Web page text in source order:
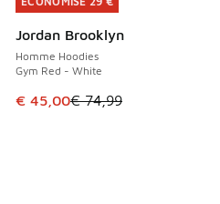
Jordan Brooklyn
Homme Hoodies
Gym Red - White
Cet article est en promotion.
€ 45,00€ 74,99